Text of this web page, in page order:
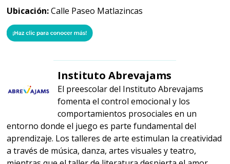
Ubicación:Calle Paseo Matlazincas
Instituto Abrevajams
El preescolar del Instituto Abrevajams
fomenta el control emocional y los
comportamientos prosociales en un
entorno donde el juego es parte fundamental del
aprendizaje. Los talleres de arte estimulan la creatividad
a través de música, danza, artes visuales y teatro,